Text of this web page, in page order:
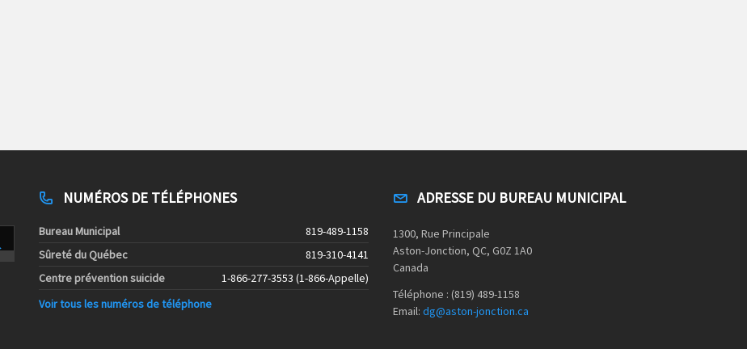
NUMÉROS DE TÉLÉPHONES
Bureau Municipal
819-489-1158
Sûreté du Québec
819-310-4141
Centre prévention suicide
1-866-277-3553 (1-866-Appelle)
Voir tous les numéros de téléphone
ADRESSE DU BUREAU MUNICIPAL
1300, Rue Principale
Aston-Jonction, QC, G0Z 1A0
Canada
Téléphone : (819) 489-1158
Email: dg@aston-jonction.ca